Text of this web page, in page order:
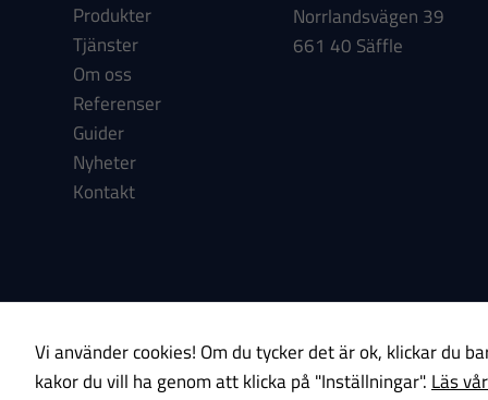
Produkter
Tjänster
Om oss
Referenser
Guider
Nyheter
Kontakt
Norrlandsvägen 39
661 40 Säffle
Om cookies Integritetspolicy
Vi använder cookies! Om du tycker det är ok, klickar du
kakor du vill ha genom att klicka på "Inställningar". Läs